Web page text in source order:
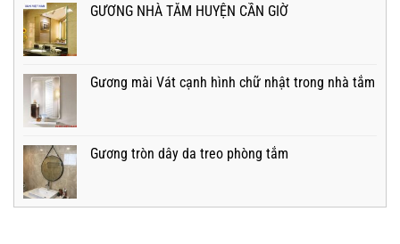
GƯƠNG NHÀ TẮM HUYỆN CẦN GIỜ
Gương mài Vát cạnh hình chữ nhật trong nhà tắm
Gương tròn dây da treo phòng tắm